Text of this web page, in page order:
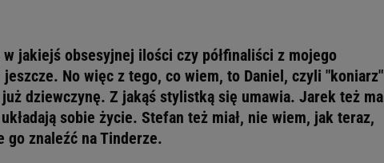
w jakiejś obsesyjnej ilości czy półfinaliści z mojego
No więc z tego, co wiem, to Daniel, czyli "koniarz"
dziewczynę. Z jakąś stylistką się umawia. Jarek też ma
sobie życie. Stefan też miał, nie wiem, jak teraz,
go znaleźć na Tinderze.